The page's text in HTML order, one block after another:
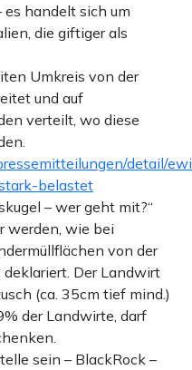
handelt sich um
die giftiger als
Umkreis von der
und auf
verteilt, wo diese
detail/
belastet
– wer geht mit?“
werden, wie bei
von der
Der Landwirt
(ca. 35cm tief mind.)
der Landwirte, darf
sein – BlackRock –